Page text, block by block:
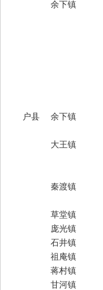
余下镇
户县
余下镇
大王镇
秦渡镇
草堂镇
庞光镇
石井镇
祖庵镇
蒋村镇
甘河镇